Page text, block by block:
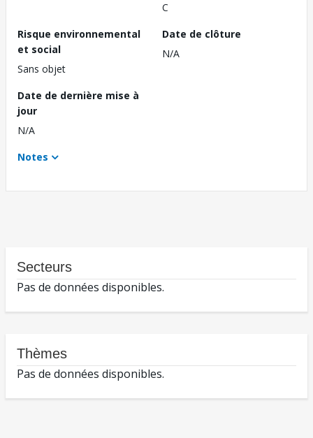
C
Risque environnemental
et social
Sans objet
Date de clôture
N/A
Date de dernière mise à
jour
N/A
Notes
Secteurs
Pas de données disponibles.
Thèmes
Pas de données disponibles.